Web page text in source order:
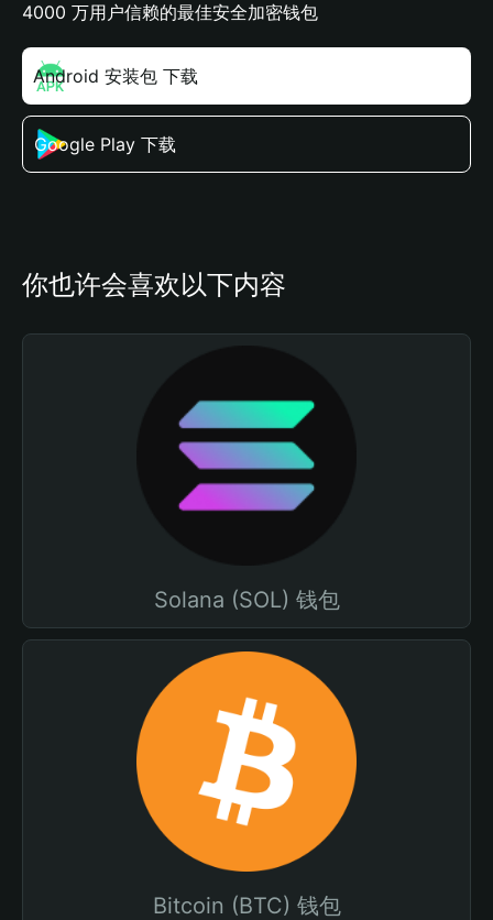
4000 万用户信赖的最佳安全加密钱包
Android 安装包 下载
Google Play 下载
你也许会喜欢以下内容
Solana (SOL) 钱包
Bitcoin (BTC) 钱包